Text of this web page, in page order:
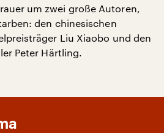
um zwei große Autoren,
den chinesischen
Liu Xiaobo und den
Peter Härtling.